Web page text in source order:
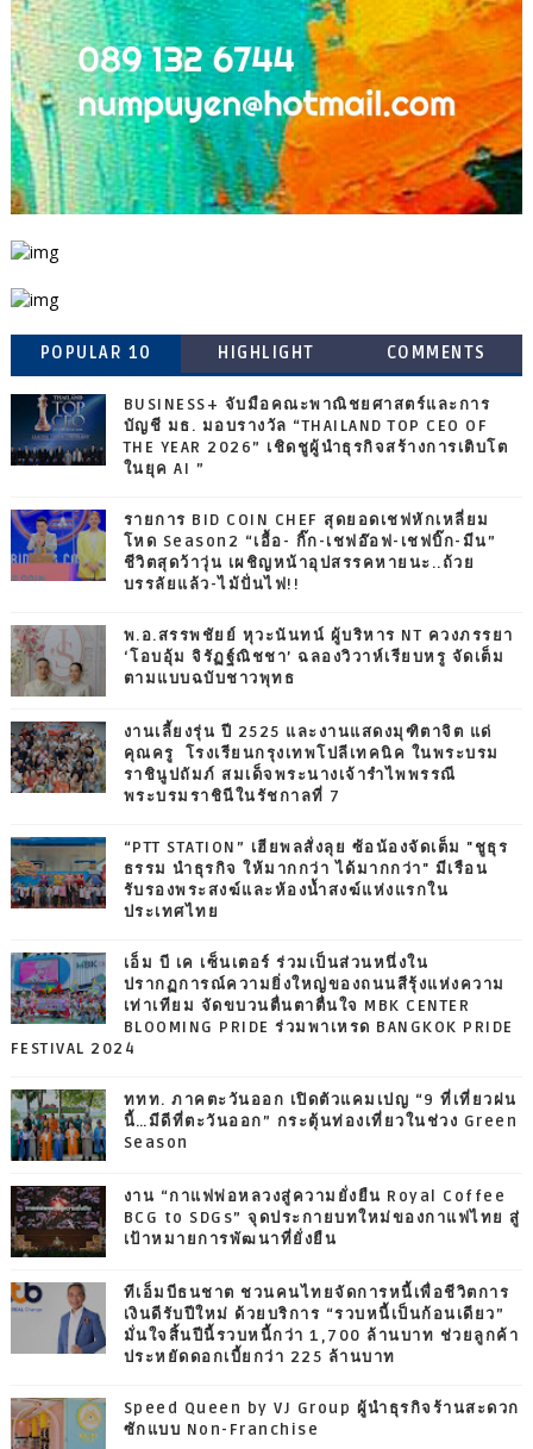
POPULAR 10 HIGHLIGHT COMMENTS
BUSINESS+ จับมือคณะพาณิชยศาสตร์และการ
บัญชี มธ. มอบรางวัล “THAILAND TOP CEO OF
THE YEAR 2026” เชิดชูผู้นำธุรกิจสร้างการเติบโต
ในยุค AI ”
รายการ BID COIN CHEF สุดยอดเชฟหักเหลี่ยม
โหด Season2 “เอื้อ- กิ๊ก-เชฟอ๊อฟ-เชฟบิ๊ก-มีน”
ชีวิตสุดว้าวุ่น เผชิญหน้าอุปสรรคหายนะ..ถ้วย
บรรลัยแล้ว-ไม้ปั่นไฟ!!
พ.อ.สรรพชัยย์ หุวะนันทน์ ผู้บริหาร NT ควงภรรยา
‘โอบอุ้ม จิรัฏฐ์ณิชชา’ ฉลองวิวาห์เรียบหรู จัดเต็ม
ตามแบบฉบับชาวพุทธ
งานเลี้ยงรุ่น ปี 2525 และงานแสดงมุฑิตาจิต แด่
คุณครู โรงเรียนกรุงเทพโปลีเทคนิค ในพระบรม
ราชินูปถัมภ์ สมเด็จพระนางเจ้ารำไพพรรณี
พระบรมราชินีในรัชกาลที่ 7
“PTT STATION” เฮียพลสั่งลุย ซ้อน้องจัดเต็ม "ชูธุร
ธรรม นำธุรกิจ ให้มากกว่า ได้มากกว่า" มีเรือน
รับรองพระสงฆ์และห้องน้ำสงฆ์แห่งแรกใน
ประเทศไทย
เอ็ม บี เค เซ็นเตอร์ ร่วมเป็นส่วนหนึ่งใน
ปรากฏการณ์ความยิ่งใหญ่ของถนนสีรุ้งแห่งความ
เท่าเทียม จัดขบวนตื่นตาตื่นใจ MBK CENTER
BLOOMING PRIDE ร่วมพาเหรด BANGKOK PRIDE
FESTIVAL 2024
ททท. ภาคตะวันออก เปิดตัวแคมเปญ “9 ที่เที่ยวฝน
นี้…มีดีที่ตะวันออก” กระตุ้นท่องเที่ยวในช่วง Green
Season
งาน “กาแฟพ่อหลวงสู่ความยั่งยืน Royal Coffee
BCG to SDGs” จุดประกายบทใหม่ของกาแฟไทย สู่
เป้าหมายการพัฒนาที่ยั่งยืน
ทีเอ็มบีธนชาต ชวนคนไทยจัดการหนี้เพื่อชีวิตการ
เงินดีรับปีใหม่ ด้วยบริการ “รวบหนี้เป็นก้อนเดียว”
มั่นใจสิ้นปีนี้รวบหนี้กว่า 1,700 ล้านบาท ช่วยลูกค้า
ประหยัดดอกเบี้ยกว่า 225 ล้านบาท
Speed Queen by VJ Group ผู้นำธุรกิจร้านสะดวก
ซักแบบ Non-Franchise